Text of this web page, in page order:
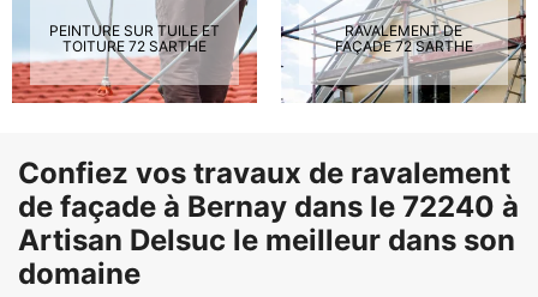
PEINTURE SUR TUILE ET
TOITURE 72 SARTHE
RAVALEMENT DE
FAÇADE 72 SARTHE
Confiez vos travaux de ravalement
de façade à Bernay dans le 72240 à
Artisan Delsuc le meilleur dans son
domaine